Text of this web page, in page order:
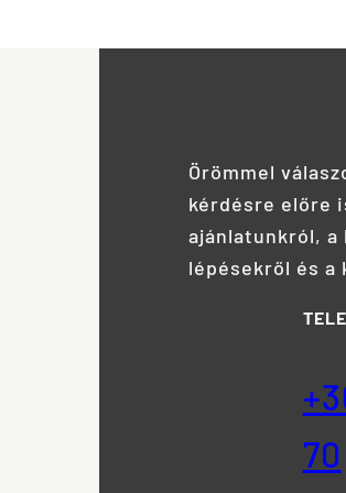
Örömmel
kérdésre előre
ajánlatunkról, a
lépésekről és a
70